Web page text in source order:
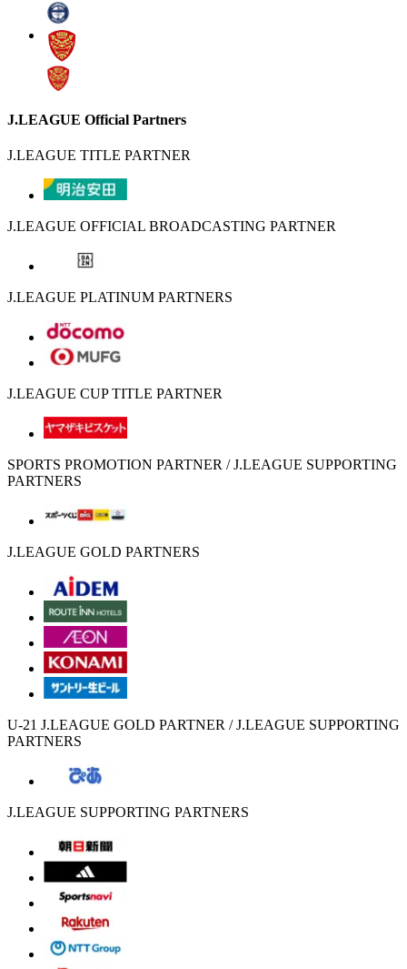
J.LEAGUE Official Partners
J.LEAGUE TITLE PARTNER
J.LEAGUE OFFICIAL BROADCASTING PARTNER
J.LEAGUE PLATINUM PARTNERS
J.LEAGUE CUP TITLE PARTNER
SPORTS PROMOTION PARTNER / J.LEAGUE SUPPORTING
PARTNERS
J.LEAGUE GOLD PARTNERS
U-21 J.LEAGUE GOLD PARTNER / J.LEAGUE SUPPORTING
PARTNERS
J.LEAGUE SUPPORTING PARTNERS